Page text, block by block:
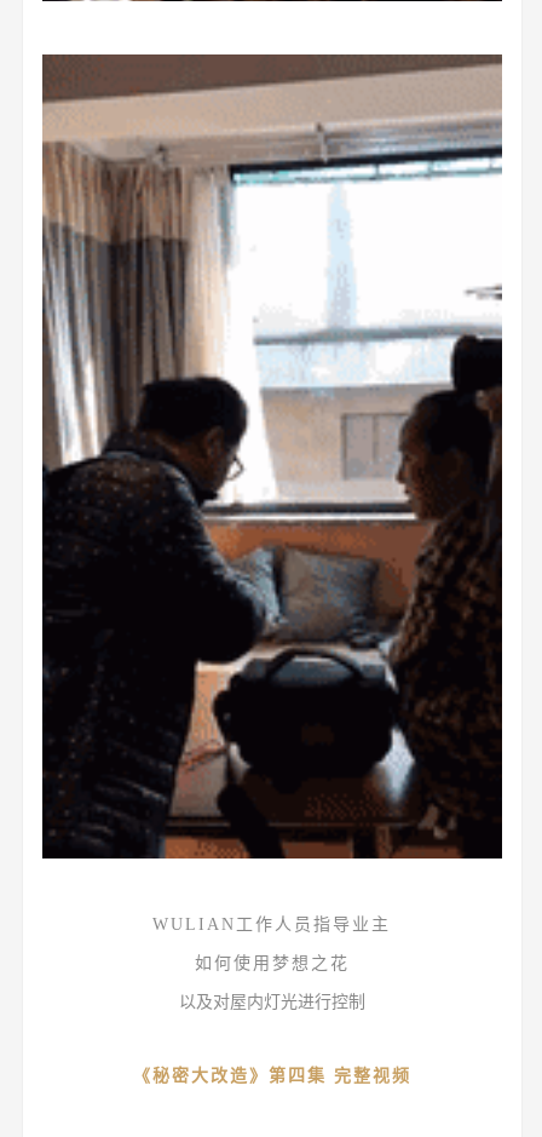
WULIAN工作人员指导业主
如何使用梦想之花
以及对屋内灯光进行控制
《秘密大改造》第四集 完整视频